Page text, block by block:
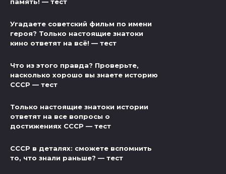
Угадаете советский фильм по имени
героя? Только настоящие знатоки
кино ответят на всё! — тест
Что из этого правда? Проверьте,
насколько хорошо вы знаете историю
СССР — тест
Только настоящие знатоки истории
ответят на все вопросы о
достижениях СССР — тест
СССР в деталях: сможете вспомнить
то, что знали раньше? — тест